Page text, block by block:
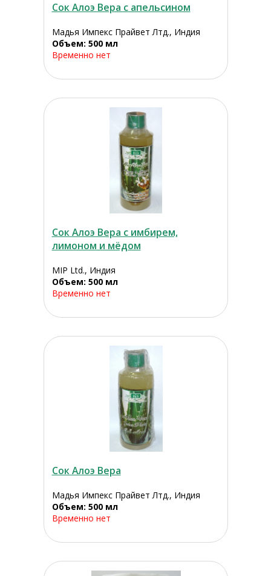
Сок Алоэ Вера с апельсином
Мадья Импекс Прайвет Лтд., Индия
Объем: 500 мл
Временно нет
Сок Алоэ Вера с имбирем,
лимоном и мёдом
MIP Ltd., Индия
Объем: 500 мл
Временно нет
Сок Алоэ Вера
Мадья Импекс Прайвет Лтд., Индия
Объем: 500 мл
Временно нет